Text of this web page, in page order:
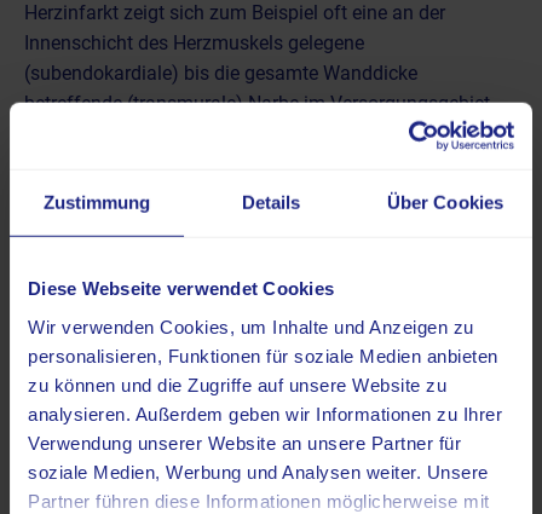
Zustimmung Details Über Cookies
Diese Webseite verwendet Cookies
Wir verwenden Cookies, um Inhalte und Anzeigen zu
personalisieren, Funktionen für soziale Medien anbieten
zu können und die Zugriffe auf unsere Website zu
analysieren. Außerdem geben wir Informationen zu Ihrer
Verwendung unserer Website an unsere Partner für
soziale Medien, Werbung und Analysen weiter. Unsere
Partner führen diese Informationen möglicherweise mit
Herzinfarkt zeigt sich zum Beispiel oft eine an der
Innenschicht des Herzmuskels gelegene
(subendokardiale) bis die gesamte Wanddicke
betreffende (transmurale) Narbe im Versorgungsgebiet
Die Menge der LGE-positiven Areale wird häufig als
Prozentsatz der gesamten Myokardmasse angegeben.
einer schlechten Prognose und einem höheren Risiko für
Herzerkrankungen wie der Herzmuskelentzündung oder
der hypertrophen Kardiomyopathie (krankhafte
Verdickung des Herzmuskels) sind mittels LGE
Veränderungen – allerdings mit anderen
Verteilungsmustern – nachweisbar.